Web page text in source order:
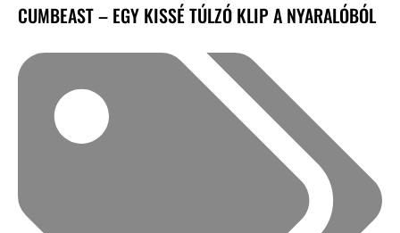
CUMBEAST – EGY KISSÉ TÚLZÓ KLIP A NYARALÓBÓL